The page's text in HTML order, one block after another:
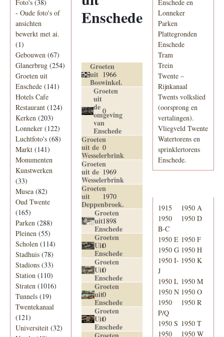
Foto's (38)
- Oude foto's of
ansichten
bewerkt met ai.
(1)
Gebouwen (67)
Glanerbrug (254)
Groeten uit
Enschede (141)
Hotels Cafe
Restaurant (124)
Kerken (203)
Lonneker (122)
Luchtfoto's (68)
Markt (141)
Monumenten
Kunstwerken
(33)
Musea (82)
Oud Twente
(165)
Parken (288)
Pleinen (55)
Scholen (114)
Stadhuis (78)
Stadions (33)
Station (110)
Straten (1016)
Tunnels (19)
Twentekanaal
(121)
Universiteit (32)
Enschede
Groeten
uit
Boswinkel.
1966
Groeten
uit
de
omgeving
van
Enschede
0
Groeten
uit de
Wesselerbrink
0
Groeten
uit de
Wesselerbrink
1969
Groeten
uit
Deppenbroek.
1970
Groeten
uit
Enschede
1898
Groeten
Uit
Enschede
0
Groeten
Uit
Enschede
0
Groeten
uit
Enschede
0
Groeten
Uit
Enschede
0
Enschede en
Lonneker
Parken
Plattegronden
Enschede
Tram
Trein
Twente –
Rijnkanaal
Twents volkslied
(oorsprong en
vertalingen).
Vliegveld Twente
Watertorens en
sprinklertorens
Enschede.
1915
1950 A
1950
B-C
1950 D
1950 E 1950 F
1950 G 1950 H
1950 I-
J
1950 K
1950 L 1950 M
1950 N 1950 O
1950
P/Q
1950 R
1950 S 1950 T
1950
1950 W